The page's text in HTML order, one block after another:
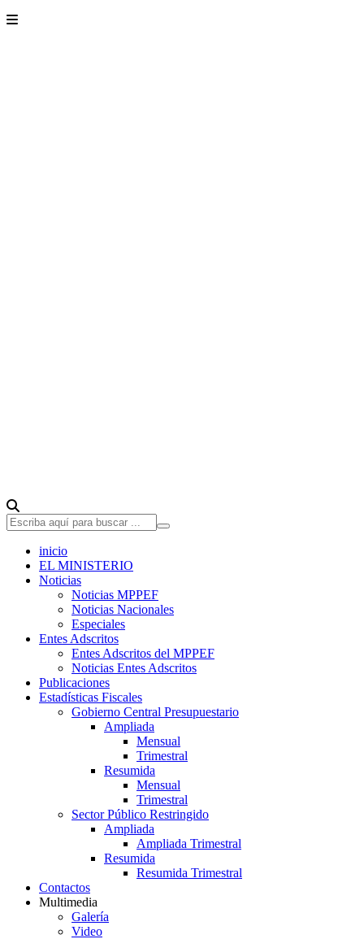
inicio
EL MINISTERIO
Noticias
Noticias MPPEF
Noticias Nacionales
Especiales
Entes Adscritos
Entes Adscritos del MPPEF
Noticias Entes Adscritos
Publicaciones
Estadísticas Fiscales
Gobierno Central Presupuestario
Ampliada
Mensual
Trimestral
Resumida
Mensual
Trimestral
Sector Público Restringido
Ampliada
Ampliada Trimestral
Resumida
Resumida Trimestral
Contactos
Multimedia
Galería
Video